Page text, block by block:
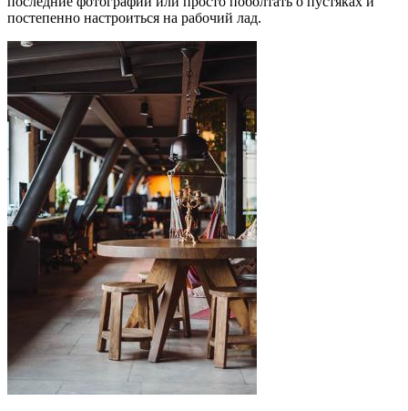
постепенно настроиться на рабочий лад.